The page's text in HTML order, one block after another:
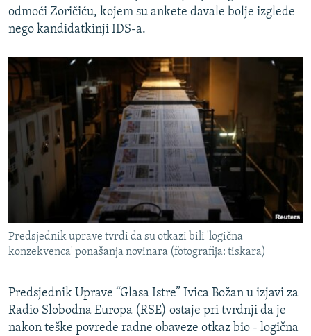
odmoći Zoričiću, kojem su ankete davale bolje izglede
nego kandidatkinji IDS-a.
Predsjednik uprave tvrdi da su otkazi bili 'logična
konzekvenca' ponašanja novinara (fotografija: tiskara)
Predsjednik Uprave “Glasa Istre” Ivica Božan u izjavi za
Radio Slobodna Europa (RSE) ostaje pri tvrdnji da je
nakon teške povrede radne obaveze otkaz bio - logična